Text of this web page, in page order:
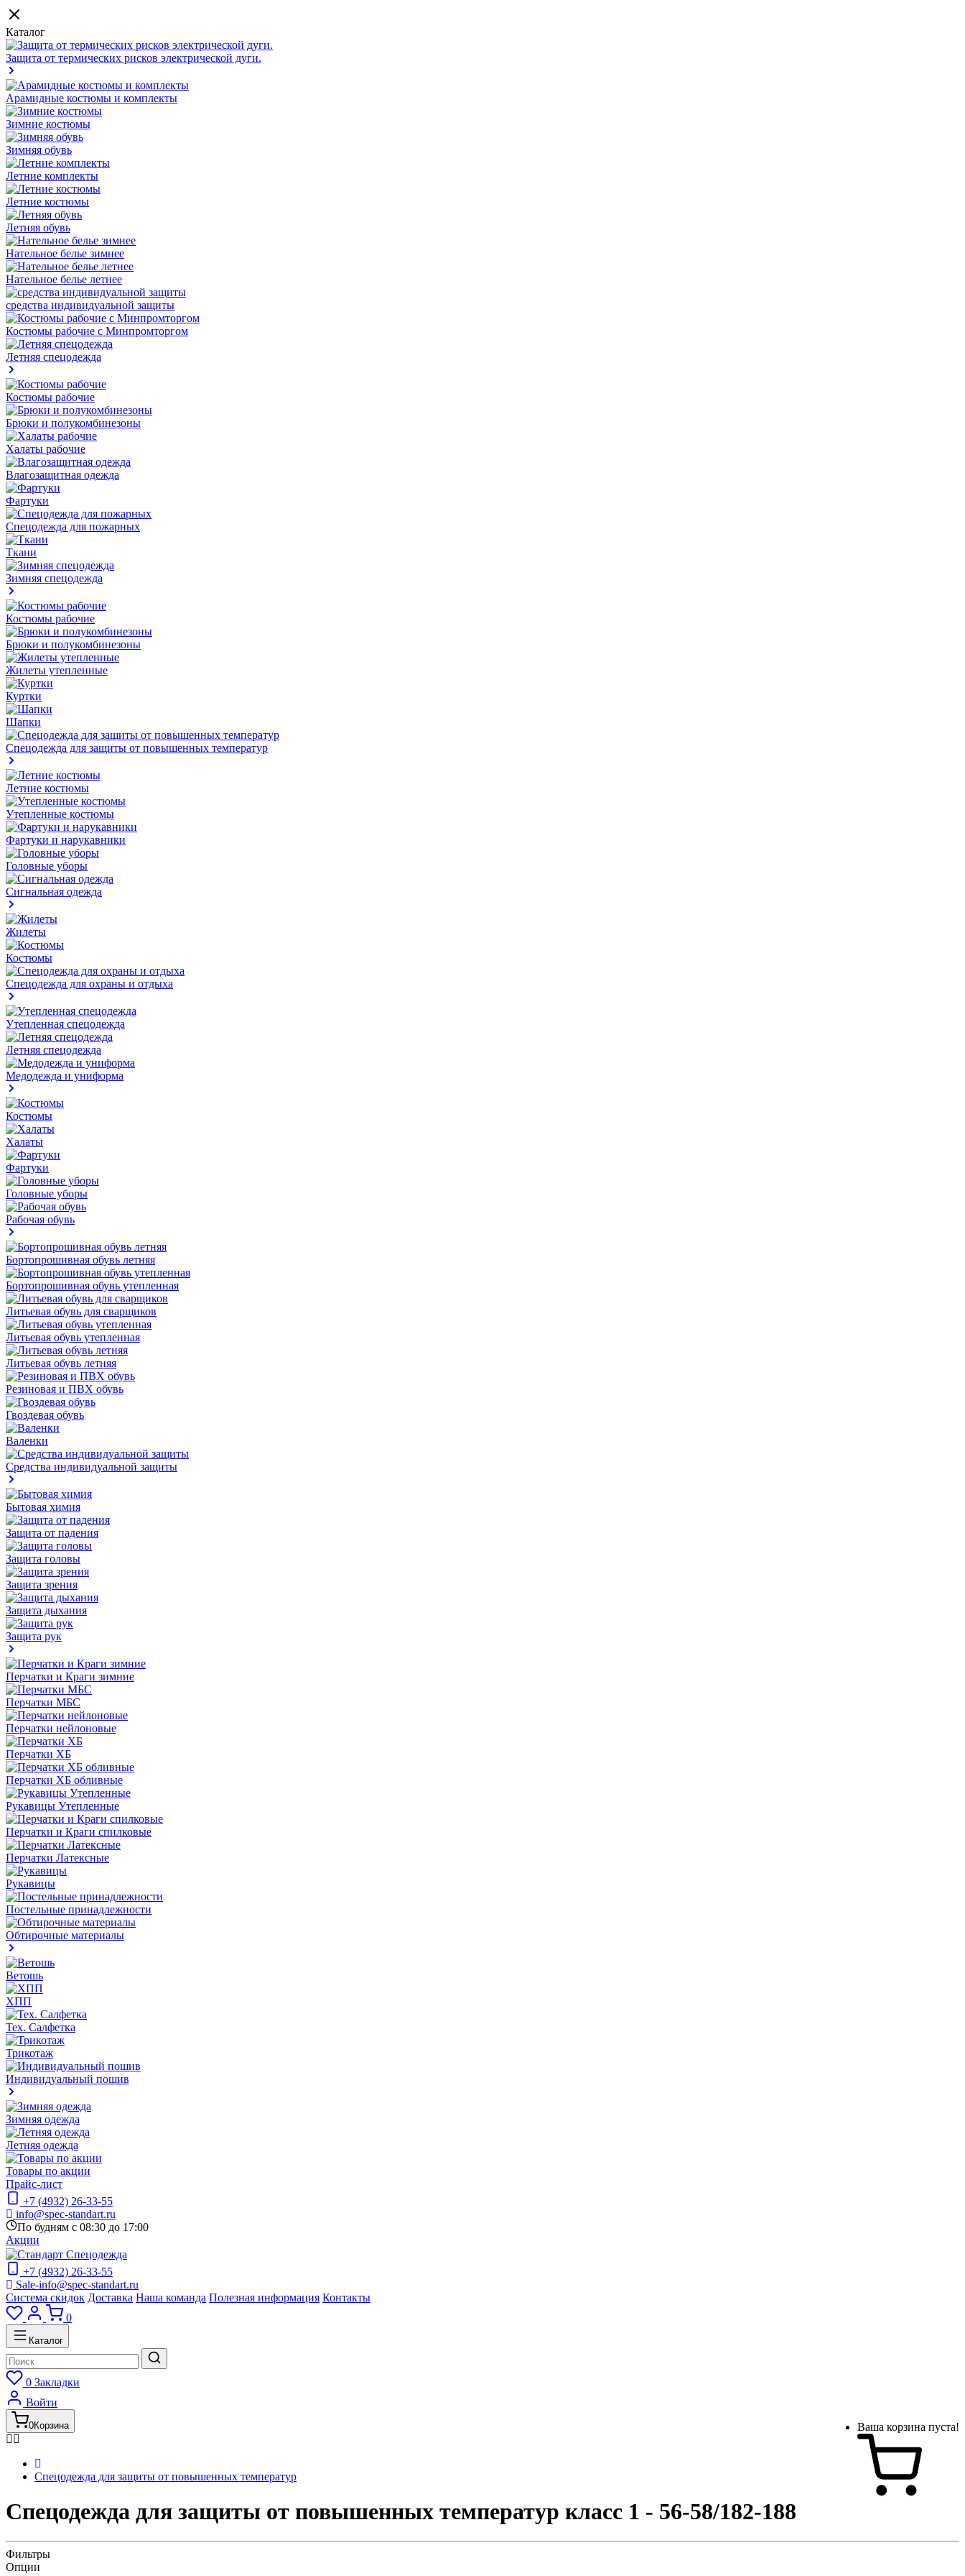
Каталог
Защита от термических рисков электрической дуги.
Арамидные костюмы и комплекты
Зимние костюмы
Зимняя обувь
Летние комплекты
Летние костюмы
Летняя обувь
Нательное белье зимнее
Нательное белье летнее
средства индивидуальной защиты
Костюмы рабочие с Минпромторгом
Летняя спецодежда
Костюмы рабочие
Брюки и полукомбинезоны
Халаты рабочие
Влагозащитная одежда
Фартуки
Спецодежда для пожарных
Ткани
Зимняя спецодежда
Костюмы рабочие
Брюки и полукомбинезоны
Жилеты утепленные
Куртки
Шапки
Спецодежда для защиты от повышенных температур
Летние костюмы
Утепленные костюмы
Фартуки и нарукавники
Головные уборы
Сигнальная одежда
Жилеты
Костюмы
Спецодежда для охраны и отдыха
Утепленная спецодежда
Летняя спецодежда
Медодежда и униформа
Костюмы
Халаты
Фартуки
Головные уборы
Рабочая обувь
Бортопрошивная обувь летняя
Бортопрошивная обувь утепленная
Литьевая обувь для сварщиков
Литьевая обувь утепленная
Литьевая обувь летняя
Резиновая и ПВХ обувь
Гвоздевая обувь
Валенки
Средства индивидуальной защиты
Бытовая химия
Защита от падения
Защита головы
Защита зрения
Защита дыхания
Защита рук
Перчатки и Краги зимние
Перчатки МБС
Перчатки нейлоновые
Перчатки ХБ
Перчатки ХБ обливные
Рукавицы Утепленные
Перчатки и Краги спилковые
Перчатки Латексные
Рукавицы
Постельные принадлежности
Обтирочные материалы
Ветошь
ХПП
Тех. Салфетка
Трикотаж
Индивидуальный пошив
Зимняя одежда
Летняя одежда
Товары по акции
Прайс-лист
+7 (4932) 26-33-55
info@spec-standart.ru
По будням с 08:30 до 17:00
Акции
+7 (4932) 26-33-55
Sale-info@spec-standart.ru
Система скидок Доставка Наша команда Полезная информация Контакты
0
Каталог
0 Закладки
Войти
0Корзина Ваша корзина пуста!
Спецодежда для защиты от повышенных температур
Спецодежда для защиты от повышенных температур класс 1 - 56-58/182-188
Фильтры
Опции